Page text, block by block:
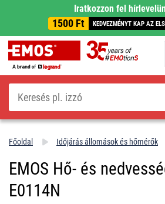
Iratkozzon fel
1500 Ft KEDVEZMÉNYT KAP AZ
Keresés
Főoldal Időjárás állomások és hőmérők
EMOS Hő- és
E0114N